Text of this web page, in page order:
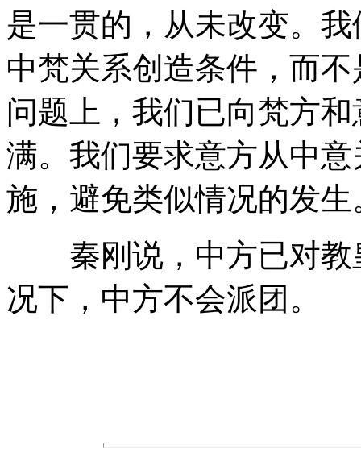
是一贯的，从未改变。
中梵关系创造条件，而
问题上，我们已向梵方
满。我们要求意方从中
施，避免类似情况的发生
秦刚说，中方已对教
况下，中方不会派团。